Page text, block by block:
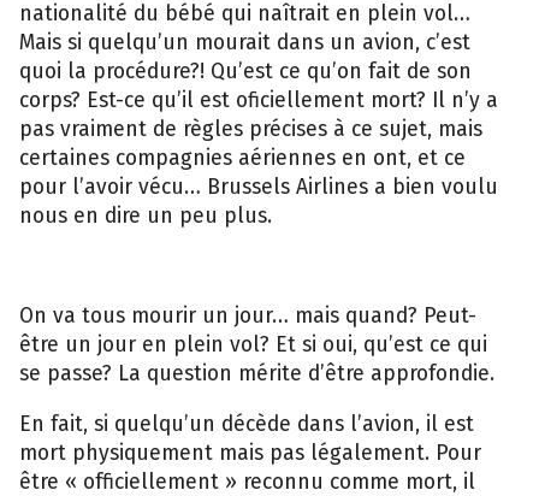
nationalité du bébé qui naîtrait en plein vol…
Mais si quelqu’un mourait dans un avion, c’est
quoi la procédure?! Qu’est ce qu’on fait de son
corps? Est-ce qu’il est oficiellement mort? Il n’y a
pas vraiment de règles précises à ce sujet, mais
certaines compagnies aériennes en ont, et ce
pour l’avoir vécu… Brussels Airlines a bien voulu
nous en dire un peu plus.
On va tous mourir un jour… mais quand? Peut-
être un jour en plein vol? Et si oui, qu’est ce qui
se passe? La question mérite d’être approfondie.
En fait, si quelqu’un décède dans l’avion, il est
mort physiquement mais pas légalement. Pour
être « officiellement » reconnu comme mort, il